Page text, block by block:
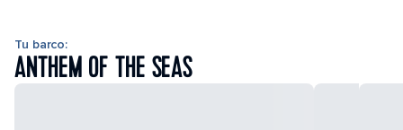
Tu barco:
ANTHEM OF THE SEAS